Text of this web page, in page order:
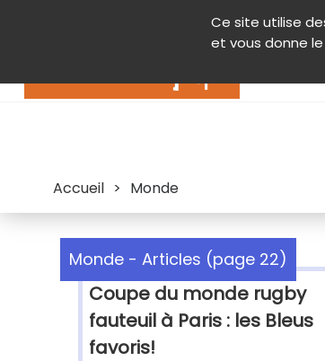
Ce site utilise
et vous donne
Contenu Aide et
Accueil > Monde
Monde - Articles (page 22)
Coupe du monde rugby
fauteuil à Paris : les Bleus
favoris!